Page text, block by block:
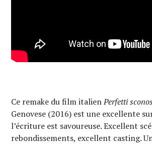
Ce remake du film italienPerfetti
Genovese (2016) est une excellente
l’écriture est savoureuse. Excellent
rebondissements, excellent casting.